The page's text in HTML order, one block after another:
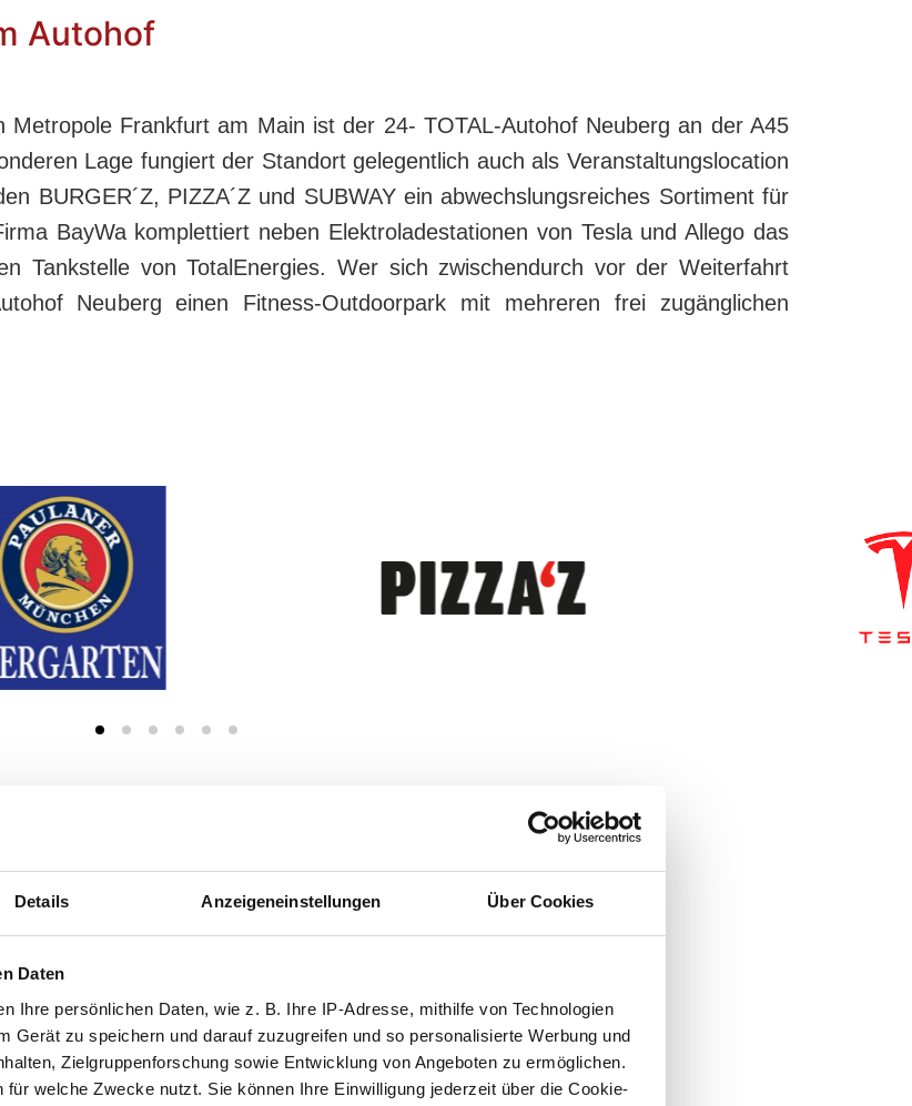
Details Anzeigeneinstellungen Über Cookies
Daten
Ihre persönlichen Daten, wie z. B. Ihre IP-Adresse, mithilfe von Technologien
Gerät zu speichern und darauf zuzugreifen und so personalisierte Werbung und
Zielgruppenforschung sowie Entwicklung von Angeboten zu ermöglichen.
für welche Zwecke nutzt. Sie können Ihre Einwilligung jederzeit über die Cookie-
Autohof
Frankfurt am Main ist der 24- TOTAL-Autohof Neuberg an der A45
Lage fungiert der Standort gelegentlich auch als Veranstaltungslocation
BURGER´Z, PIZZA´Z und SUBWAY ein abwechslungsreiches Sortiment für
BayWa komplettiert neben Elektroladestationen von Tesla und Allego das
Tankstelle von TotalEnergies. Wer sich zwischendurch vor der Weiterfahrt
Neuberg einen Fitness-Outdoorpark mit mehreren frei zugänglichen
100 Biergarten Sitzplätze
Rollstuhlgerecht
Schnellimbiss
Büroservice
Outdoor Fitness